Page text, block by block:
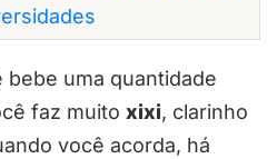
uma quantidade
faz muito xixi, clarinho
você acorda, há